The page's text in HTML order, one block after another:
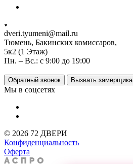
dveri.tyumeni@mail.ru
Тюмень, Бакинских комиссаров,
5к2 (1 Этаж)
Пн. – Вс.: с 9:00 до 19:00
Обратный звонок Вызвать замерщика
Мы в соцсетях
© 2026 72 ДВЕРИ
Конфиденциальность
Оферта